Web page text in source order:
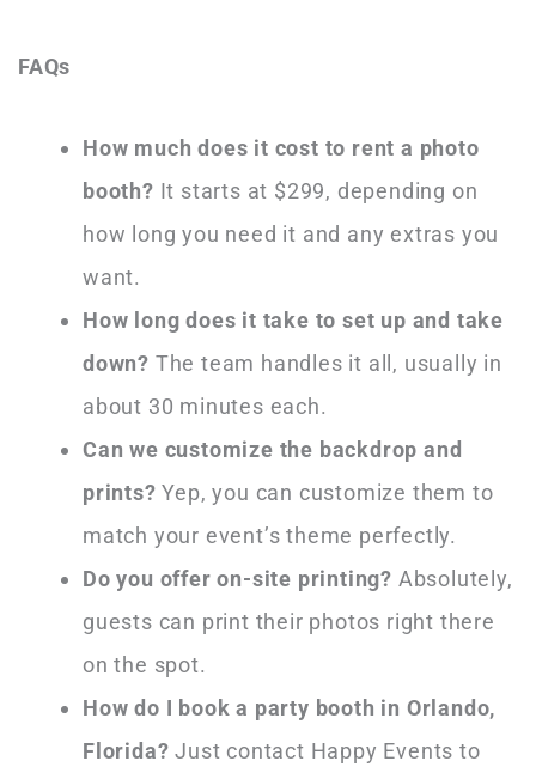
FAQs
How much does it cost to rent a photo
booth? It starts at $299, depending on
how long you need it and any extras you
want.
How long does it take to set up and take
down? The team handles it all, usually in
about 30 minutes each.
Can we customize the backdrop and
prints? Yep, you can customize them to
match your event’s theme perfectly.
Do you offer on-site printing? Absolutely,
guests can print their photos right there
on the spot.
How do I book a party booth in Orlando,
Florida? Just contact Happy Events to